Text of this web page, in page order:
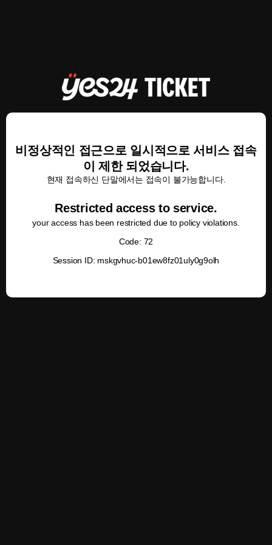
비정상적인 접근으로 일시적으로 서비스 접속
이 제한 되었습니다.
현재 접속하신 단말에서는 접속이 불가능합니다.
Restricted access to service.
your access has been restricted due to policy violations.
Code: 72
Session ID: mskgvhuc-b01ew8fz01uly0g9olh